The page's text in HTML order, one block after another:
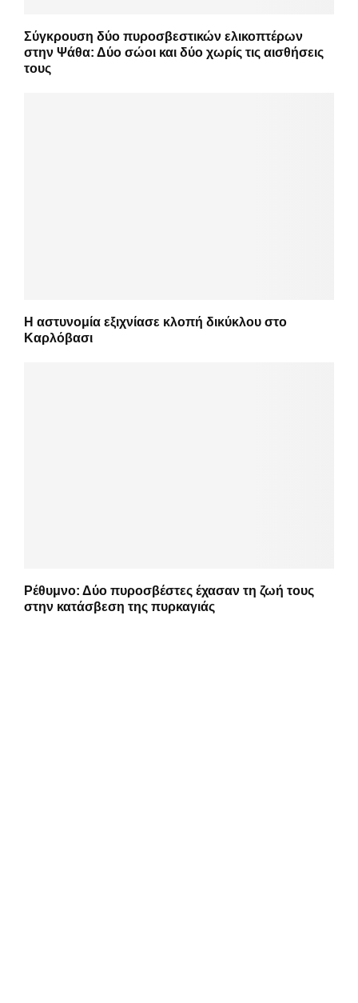
Σύγκρουση δύο πυροσβεστικών ελικοπτέρων
στην Ψάθα: Δύο σώοι και δύο χωρίς τις αισθήσεις
τους
Η αστυνομία εξιχνίασε κλοπή δικύκλου στο
Καρλόβασι
Ρέθυμνο: Δύο πυροσβέστες έχασαν τη ζωή τους
στην κατάσβεση της πυρκαγιάς